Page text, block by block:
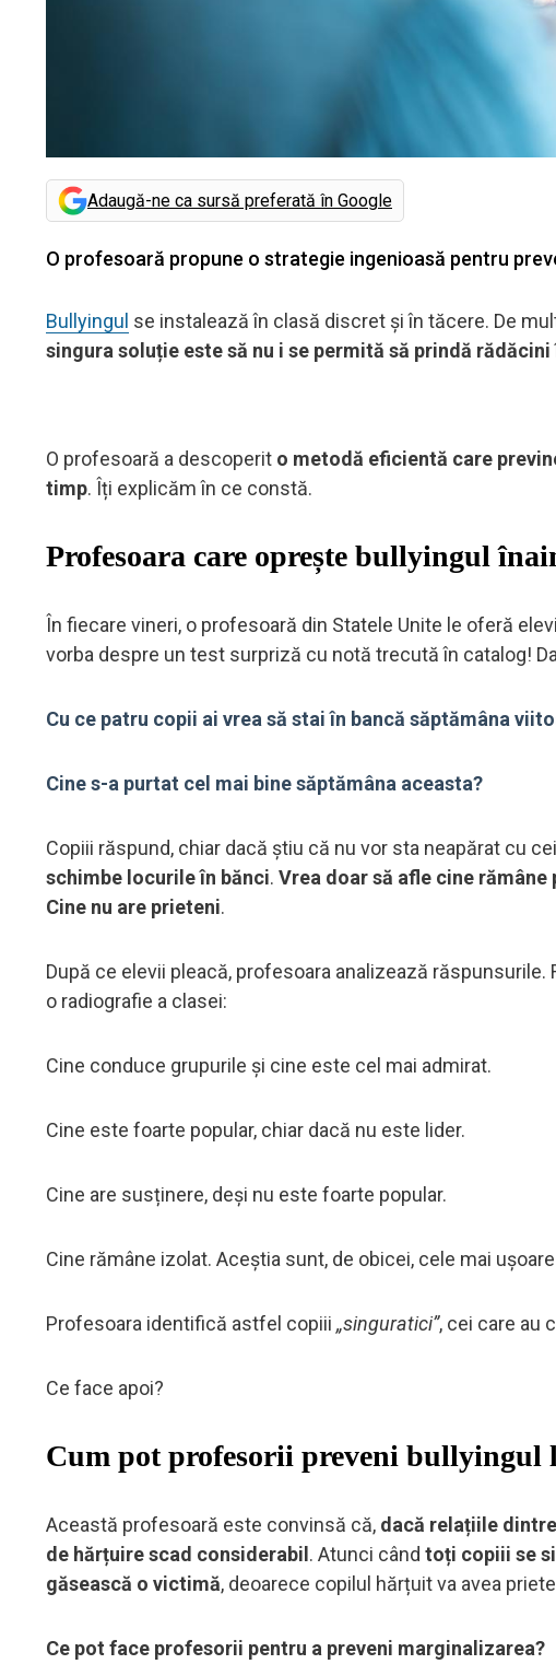
Adaugă-ne ca sursă preferată în Google
O profesoară propune o strategie ingenioasă pentru
Bullyingul se instalează în clasă discret și în tăcere. De
singura soluție este să nu i se permită să prindă
O profesoară a descoperit o metodă eficientă care
timp. Îți explicăm în ce constă.
Profesoara care oprește bullyingul
În fiecare vineri, o profesoară din Statele Unite le oferă
vorba despre un test surpriză cu notă trecută în catalog!
Cu ce patru copii ai vrea să stai în bancă săptămâna
Cine s-a purtat cel mai bine săptămâna aceasta?
Copiii răspund, chiar dacă știu că nu vor sta neapărat cu
schimbe locurile în bănci. Vrea doar să afle cine rămâne
Cine nu are prieteni.
După ce elevii pleacă, profesoara analizează
o radiografie a clasei:
Cine conduce grupurile și cine este cel mai admirat.
Cine este foarte popular, chiar dacă nu este lider.
Cine are susținere, deși nu este foarte popular.
Cine rămâne izolat. Aceștia sunt, de obicei, cele mai
Profesoara identifică astfel copiii „singuratici”, cei care au
Ce face apoi?
Cum pot profesorii preveni bullyingul
Această profesoară este convinsă că, dacă relațiile
de hărțuire scad considerabil. Atunci când toți copiii se
găsească o victimă, deoarece copilul hărțuit va avea
Ce pot face profesorii pentru a preveni marginalizarea?